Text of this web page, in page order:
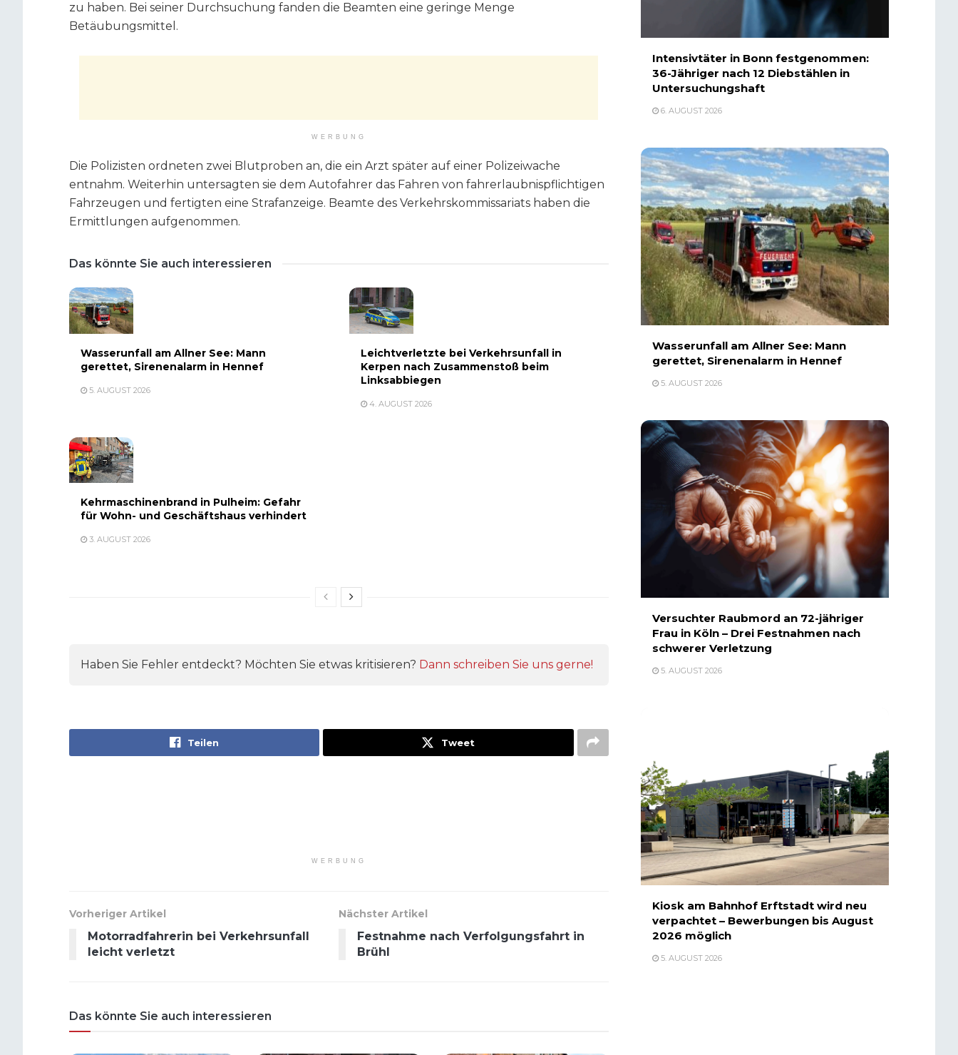
zu haben. Bei seiner Durchsuchung fanden die Beamten eine geringe Menge
Betäubungsmittel.
WERBUNG
Die Polizisten ordneten zwei Blutproben an, die ein Arzt später auf einer Polizeiwache
entnahm. Weiterhin untersagten sie dem Autofahrer das Fahren von fahrerlaubnispflichtigen
Fahrzeugen und fertigten eine Strafanzeige. Beamte des Verkehrskommissariats haben die
Ermittlungen aufgenommen.
Das könnte Sie auch interessieren
Wasserunfall am Allner See: Mann
gerettet, Sirenenalarm in Hennef
5. AUGUST 2026
Leichtverletzte bei Verkehrsunfall in
Kerpen nach Zusammenstoß beim
Linksabbiegen
4. AUGUST 2026
Kehrmaschinenbrand in Pulheim: Gefahr
für Wohn- und Geschäftshaus verhindert
3. AUGUST 2026
Haben Sie Fehler entdeckt? Möchten Sie etwas kritisieren? Dann schreiben Sie uns gerne!
Teilen Tweet
WERBUNG
Vorheriger Artikel
Motorradfahrerin bei Verkehrsunfall
leicht verletzt
Nächster Artikel
Festnahme nach Verfolgungsfahrt in
Brühl
Das könnte Sie auch interessieren
Intensivtäter in Bonn festgenommen:
36-Jähriger nach 12 Diebstählen in
Untersuchungshaft
6. AUGUST 2026
Wasserunfall am Allner See: Mann
gerettet, Sirenenalarm in Hennef
5. AUGUST 2026
Versuchter Raubmord an 72-jähriger
Frau in Köln – Drei Festnahmen nach
schwerer Verletzung
5. AUGUST 2026
Kiosk am Bahnhof Erftstadt wird neu
verpachtet – Bewerbungen bis August
2026 möglich
5. AUGUST 2026